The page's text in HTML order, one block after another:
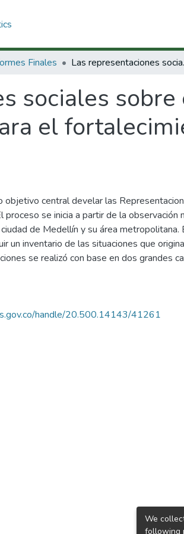
Finales Las
sociales
el
objetivo central develar las
proceso se inicia a partir de la observación
de Medellín y su área metropolitana.
un inventario de las situaciones que
se realizó con base en dos grandes
handle/20.500.14143/41261
We
following